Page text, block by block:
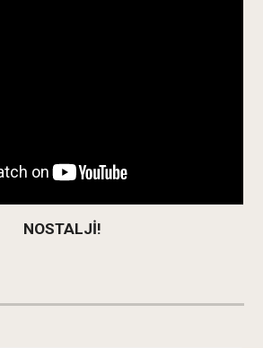
NOSTALJİ!